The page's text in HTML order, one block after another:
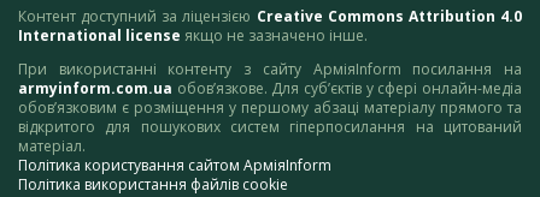
Контент доступний за ліцензією Creative Commons Attribution 4.0
International license якщо не зазначено інше.
При використанні контенту з сайту АрміяInform посилання на
armyinform.com.ua обов’язкове. Для суб’єктів у сфері онлайн-медіа
обов’язковим є розміщення у першому абзаці матеріалу прямого та
відкритого для пошукових систем гіперпосилання на цитований
матеріал.
Політика користування сайтом АрміяInform
Політика використання файлів cookie